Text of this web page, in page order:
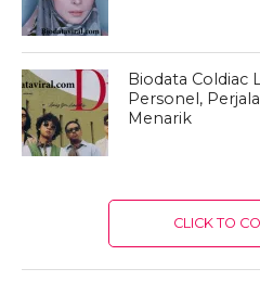
Biodata Coldiac
Personel,
Menarik
CLICK TO